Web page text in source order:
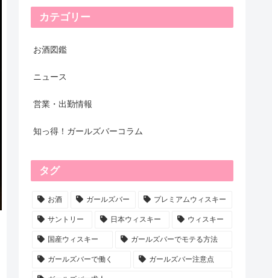
カテゴリー
お酒図鑑
ニュース
営業・出勤情報
知っ得！ガールズバーコラム
タグ
お酒 ガールズバー プレミアムウィスキー
サントリー 日本ウィスキー ウィスキー
国産ウィスキー ガールズバーでモテる方法
ガールズバーで働く ガールズバー注意点